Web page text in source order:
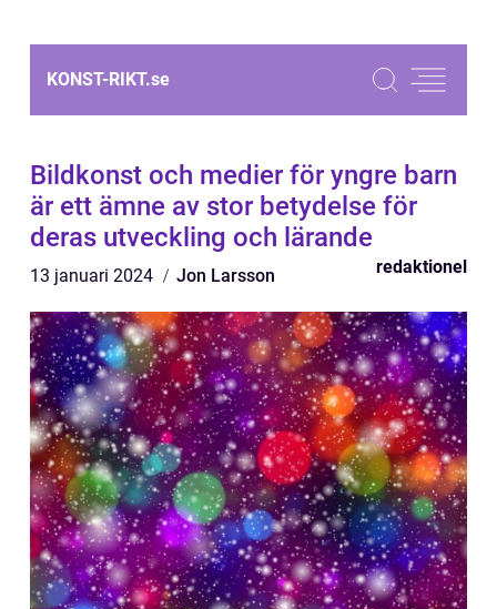
KONST-RIKT.se
Bildkonst och medier för yngre barn
är ett ämne av stor betydelse för
deras utveckling och lärande
13 januari 2024 Jon Larsson redaktionel